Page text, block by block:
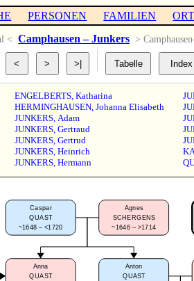
PERSONEN FAMILIEN
< Camphausen – Junkers >
ENGELBERTS, Katharina
HERMINGHAUSEN, Johanna Elisabeth
JUNKERS, Adam
JUNKERS, Gertraud
JUNKERS, Gertrud
JUNKERS, Heinrich
JUNKERS, Hermann
Anton
QUAST
Agnes
SCHERGENS
~1646 – >1714
Caspar
QUAST
~1648 – <1720
Anna
QUAST